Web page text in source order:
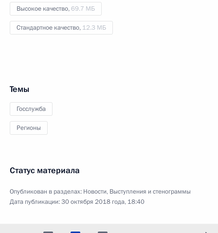
Высокое качество,69.7 МБ
Стандартное качество, 12.3 МБ
Темы
Госслужба
Регионы
Статус материала
Опубликован в разделах: Новости, Выступления и стенограммы
Дата публикации:30 октября 2018 года, 18:40